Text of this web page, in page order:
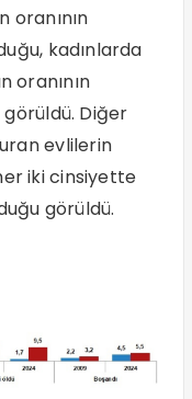
kadınlarda
oranının
Diğer
evlilerin
iki cinsiyette
görüldü.